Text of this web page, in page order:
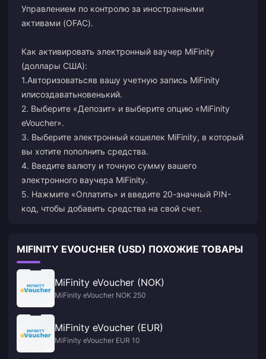
Управлением по контролю за иностранными
активами (OFAC).
Как активировать электронный ваучер MiFinity
(доллары США):
1.Авторизоватьсяв вашу учетную запись MiFinity
илисоздаватьновенький.
2. Выберите «Депозит» и выберите опцию «MiFinity
eVoucher».
3. Выберите электронный кошелек MiFinity, в который
вы хотите пополнить средства.
4. Введите валюту и точную сумму вашего
электронного ваучера MiFinity.
5. Нажмите «Оплатить» и введите 20-значный PIN-
код, чтобы добавить средства на свой счет.
MIFINITY EVOUCHER (USD) ПОХОЖИЕ ТОВАРЫ
MiFinity eVoucher (NOK)
MiFinity eVoucher NOK 250
MiFinity eVoucher (EUR)
MiFinity eVoucher EUR 10